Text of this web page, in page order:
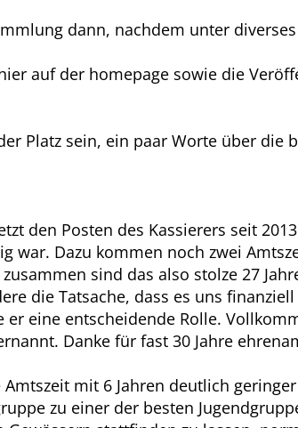
dann, nachdem unter
auf der homepage sowie die
Platz sein, ein paar Worte über die
den Posten des Kassierers seit
war. Dazu kommen noch zwei
sind das also stolze 27
die Tatsache, dass es uns
er eine entscheidende Rolle.
Danke für fast 30 Jahre
mit 6 Jahren deutlich
zu einer der besten